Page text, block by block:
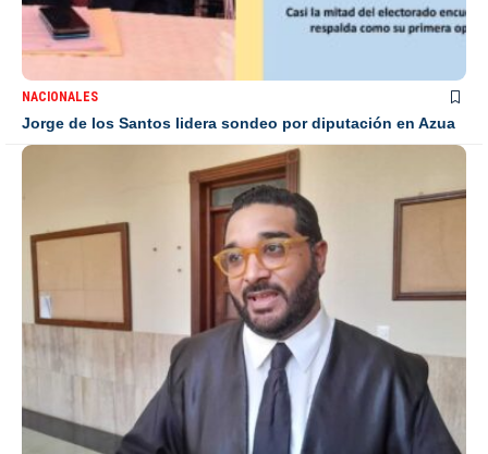
NACIONALES
Jorge de los Santos lidera sondeo por diputación en Azua